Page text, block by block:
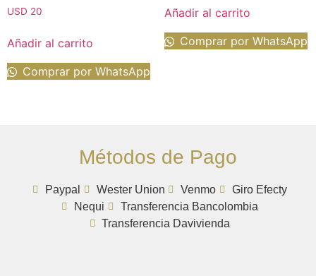
USD 20
Añadir al carrito
Comprar por WhatsApp
Añadir al carrito
Comprar por WhatsApp
Métodos de Pago
Paypal Wester Union Venmo
Giro Efecty
Nequi
Transferencia Bancolombia
Transferencia Davivienda